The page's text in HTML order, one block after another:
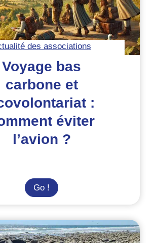
des
humains
des associations
Voyage bas
carbone et
:
éviter
l’avion ?
Go ! Voyage
bas
écovolontariat :
comment